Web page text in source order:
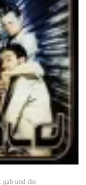
gab und die